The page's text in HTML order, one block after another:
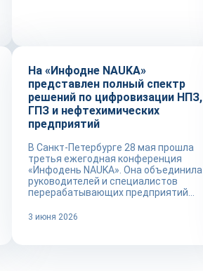
На «Инфодне NAUKA»
представлен полный спектр
решений по цифровизации НПЗ,
ГПЗ и нефтехимических
предприятий
В Санкт-Петербурге 28 мая прошла
третья ежегодная конференция
«Инфодень NAUKA». Она объединила
руководителей и специалистов
перерабатывающих предприятий...
3 июня 2026